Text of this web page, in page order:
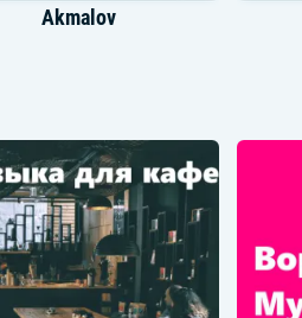
Akmalov